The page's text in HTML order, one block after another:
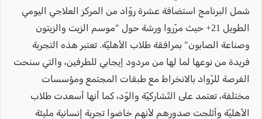
شمل البرنامج استضافة عشرة روّاد من المركز العلاجي اليومي
الطويل 21+ حيث مرّروا ورشة حول "موسم الزيت والزيتون
وصناعة الصابون" بمرافقة طلاب الأهليّة. تعتبر هذه التجربة
فريدة من نوعها لما لها من مردود إيجابي للطرفين، والتي سنحت
الفرصة للرّواد بالانخراط مع طبقات المجتمع ومؤسسات
مختلفة، تعتمد على التّشاركيّة والوّد، كما أنها أسعدت طلاب
الأهليّة وأثلجت صدورهم لأنهم خاضوا تجربة إنسانية مليئة